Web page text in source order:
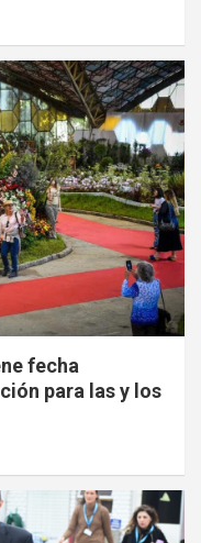
fecha
para las y los